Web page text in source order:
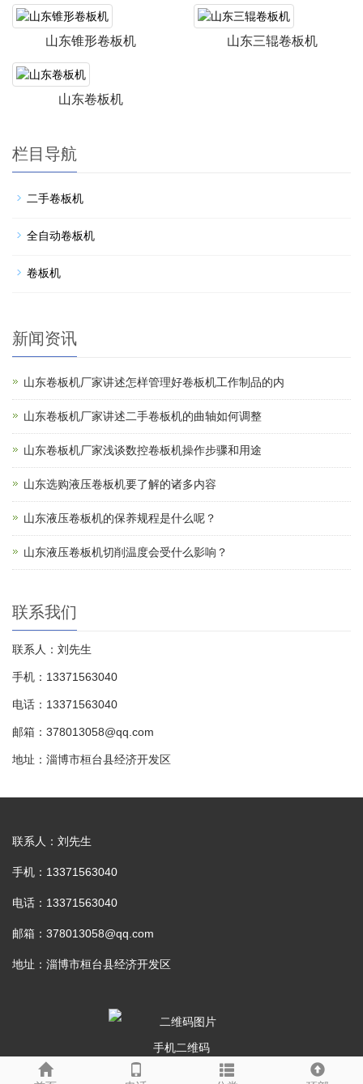
山东锥形卷板机 山东三辊卷板机
山东卷板机
栏目导航
二手卷板机
全自动卷板机
卷板机
新闻资讯
山东卷板机厂家讲述怎样管理好卷板机工作制品的内
山东卷板机厂家讲述二手卷板机的曲轴如何调整
山东卷板机厂家浅谈数控卷板机操作步骤和用途
山东选购液压卷板机要了解的诸多内容
山东液压卷板机的保养规程是什么呢？
山东液压卷板机切削温度会受什么影响？
联系我们
联系人：刘先生
手机：13371563040
电话：13371563040
邮箱：378013058@qq.com
地址：淄博市桓台县经济开发区
联系人：刘先生
手机：13371563040
电话：13371563040
邮箱：378013058@qq.com
地址：淄博市桓台县经济开发区
手机二维码
鲁ICP备2024113051号
XML地图 淄博网站制作